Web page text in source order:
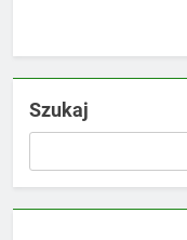
Szukaj